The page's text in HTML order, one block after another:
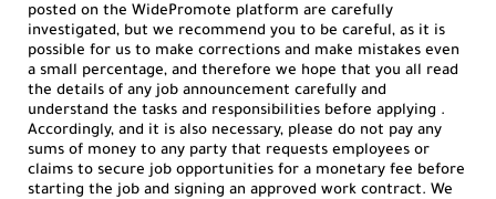
posted on the WidePromote platform are carefully
investigated, but we recommend you to be careful, as it is
possible for us to make corrections and make mistakes even
a small percentage, and therefore we hope that you all read
the details of any job announcement carefully and
understand the tasks and responsibilities before applying .
Accordingly, and it is also necessary, please do not pay any
sums of money to any party that requests employees or
claims to secure job opportunities for a monetary fee before
starting the job and signing an approved work contract. We